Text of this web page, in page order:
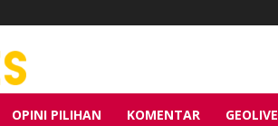
OPINI PILIHAN KOMENTAR GEOLIVE